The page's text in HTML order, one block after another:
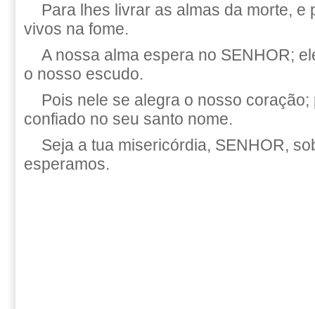
Para lhes livrar as almas da morte, e
vivos na fome.
A nossa alma espera no SENHOR;
o nosso escudo.
Pois nele se alegra o nosso
confiado no seu santo nome.
Seja a tua misericórdia, SENHOR,
esperamos.